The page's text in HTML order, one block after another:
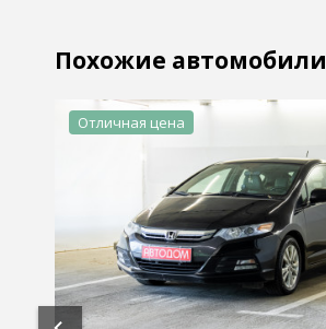
Похожие автомобили